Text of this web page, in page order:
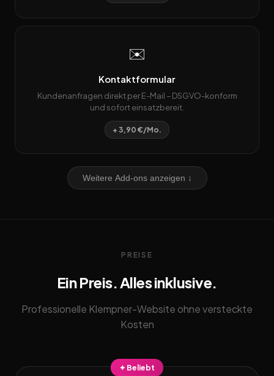
✉️
Kontaktformular
Kundenanfragen direkt per E-Mail – DSGVO-konform
und sofort einsatzbereit.
+ 3,90 €/Mo.
Weitere Add-ons anzeigen ↓
PREISE
Ein Preis. Alles inklusive.
Professionelle Klempner-Website ohne versteckte
Kosten
✦ Beliebt